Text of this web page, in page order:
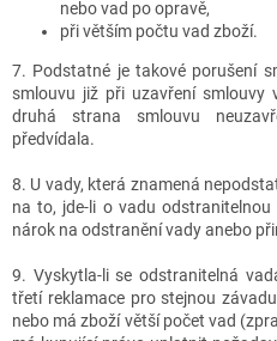
nebo vad po opravě,
při větším počtu vad zboží.
7. Podstatné je takové porušení
smlouvu již při uzavření smlouvy
druhá strana smlouvu
předvídala.
8. U vady, která znamená
na to, jde-li o vadu
nárok na odstranění vady anebo
9. Vyskytla-li se odstranitelná
třetí reklamace pro stejnou
nebo má zboží větší počet vad